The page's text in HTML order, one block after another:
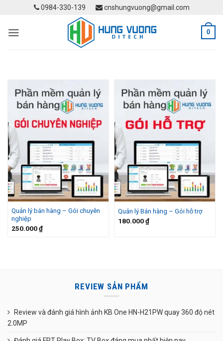
content
0984-330-139 cnshungvuong@gmail.com
0
Quản lý bán hàng – Gói chuyên
nghiệp
250.000₫
Quản lý Bán hàng – Gói hỗ trợ
180.000₫
REVIEW SẢN PHẨM
Review và đánh giá hình ảnh KB One HN-H21PW quay 360 độ nét
2.0MP